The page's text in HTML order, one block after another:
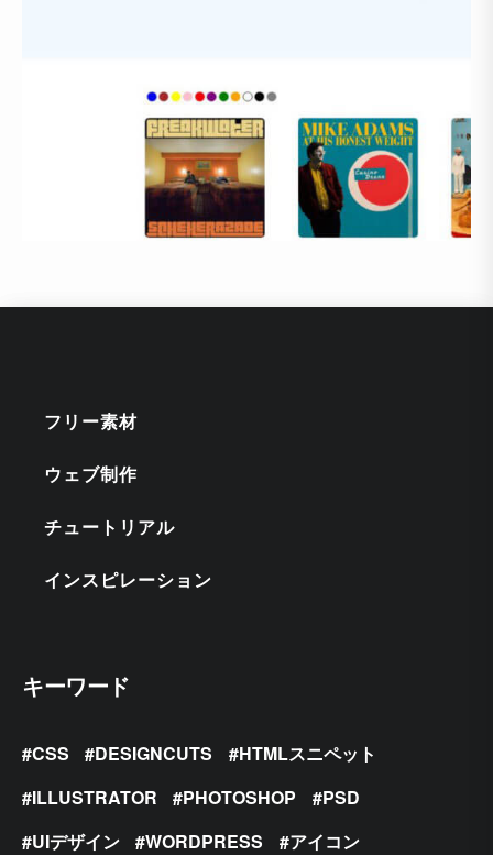
フリー素材
ウェブ制作
チュートリアル
インスピレーション
キーワード
CSS DESIGNCUTS
HTMLスニペット
ILLUSTRATOR
PHOTOSHOP
PSD
UIデザイン
WORDPRESS
アイコン